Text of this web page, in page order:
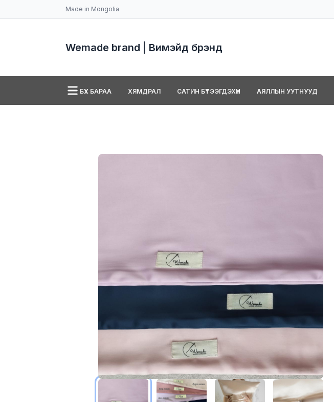
Made in Mongolia
Wemade brand | Вимэйд брэнд
БҮХ БАРАА ХЯМДРАЛ САТИН БҮТЭЭГДЭХҮҮН АЯЛЛЫН УУТНУУД